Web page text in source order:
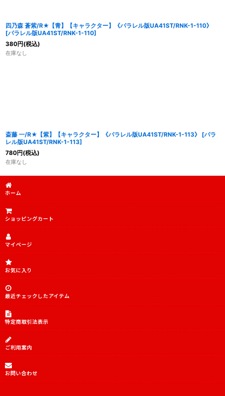
四乃森 蒼紫/R★【青】【キャラクター】《パラレル版UA41ST/RNK-1-110》
[パラレル版UA41ST/RNK-1-110]
380円(税込)
在庫なし
斎藤 一/R★【紫】【キャラクター】《パラレル版UA41ST/RNK-1-113》 [パラ
レル版UA41ST/RNK-1-113]
780円(税込)
在庫なし
ホーム
ショッピングカート
マイページ
お気に入り
最近チェックしたアイテム
特定商取引法表示
ご利用案内
お問い合わせ